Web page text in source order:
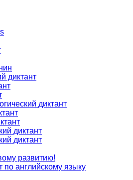
диктант
диктант
диктант
диктант
развитию!
по английскому языку